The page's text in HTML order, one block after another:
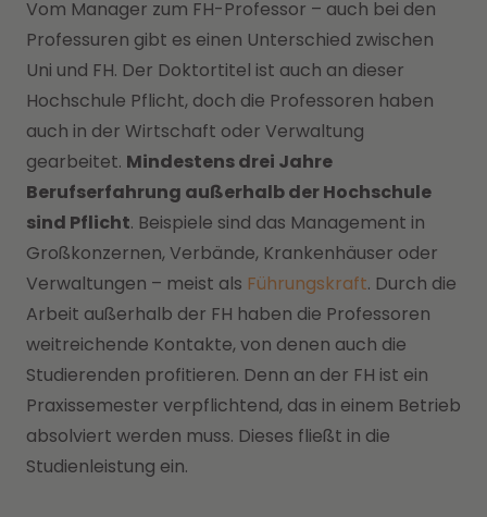
Vom Manager zum FH-Professor – auch bei den
Professuren gibt es einen Unterschied zwischen
Uni und FH. Der Doktortitel ist auch an dieser
Hochschule Pflicht, doch die Professoren haben
auch in der Wirtschaft oder Verwaltung
gearbeitet. Mindestens drei Jahre
Berufserfahrung außerhalb der Hochschule
sind Pflicht. Beispiele sind das Management in
Großkonzernen, Verbände, Krankenhäuser oder
Verwaltungen – meist als Führungskraft. Durch die
Arbeit außerhalb der FH haben die Professoren
weitreichende Kontakte, von denen auch die
Studierenden profitieren. Denn an der FH ist ein
Praxissemester verpflichtend, das in einem Betrieb
absolviert werden muss. Dieses fließt in die
Studienleistung ein.